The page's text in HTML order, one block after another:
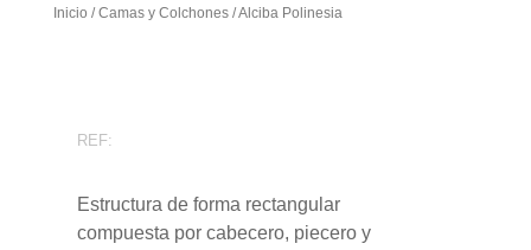
Inicio /Camas y Colchones/ Alciba Polinesia
REF:
Estructura de forma rectangular
compuesta por cabecero, piecero y